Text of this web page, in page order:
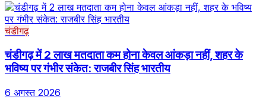
चंडीगढ़
चंडीगढ़ में 2 लाख मतदाता कम होना केवल आंकड़ा नहीं, शहर के
भविष्य पर गंभीर संकेत: राजबीर सिंह भारतीय
6 अगस्त 2026